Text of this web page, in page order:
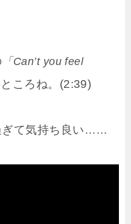
「Can’t you feel
ころね。(2:39)
ぎて気持ち良い……